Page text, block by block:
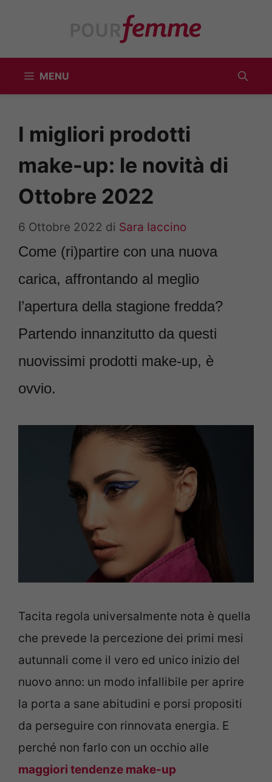
MENU
I migliori prodotti
make-up: le novità di
Ottobre 2022
6 Ottobre 2022 di Sara Iaccino
Come (ri)partire con una nuova
carica, affrontando al meglio
l’apertura della stagione fredda?
Partendo innanzitutto da questi
nuovissimi prodotti make-up, è
ovvio.
Tacita regola universalmente nota è quella
che prevede la percezione dei primi mesi
autunnali come il vero ed unico inizio del
nuovo anno: un modo infallibile per aprire
la porta a sane abitudini e porsi propositi
da perseguire con rinnovata energia. E
perché non farlo con un occhio alle
maggiori tendenze make-up